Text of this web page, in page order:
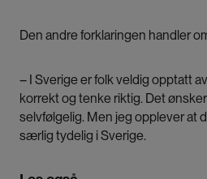
Den andre forklaringen handler
– I Sverige er folk veldig opptatt
korrekt og tenke riktig. Det
selvfølgelig. Men jeg opplever at
særlig tydelig i Sverige.